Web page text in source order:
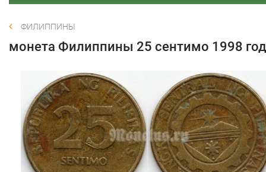
ФИЛИППИНЫ
монета Филиппины 25 сентимо 1998 год